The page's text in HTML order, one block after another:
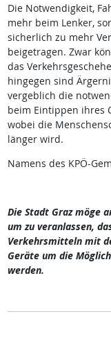
Die Notwendigkeit,
mehr beim Lenker,
sicherlich zu mehr
beigetragen. Zwar
das
hingegen sind
vergeblich die
beim Eintippen ihres
wobei die
länger wird.
Namens des KPÖ-
Die Stadt Graz möge
um zu veranlassen,
Verkehrsmitteln mit
Geräte um die
werden.